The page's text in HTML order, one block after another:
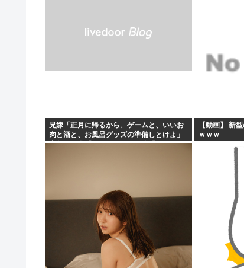
兄嫁「正月に帰るから、ゲームと、いいお
肉と酒と、お風呂グッズの準備しとけよ」
寝起きの私「知るかボケ」兄嫁「キィィィ
【動画】 新
ｗｗｗ